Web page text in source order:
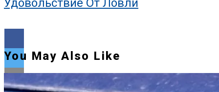
Удовольствие От Ловли
You May Also Like